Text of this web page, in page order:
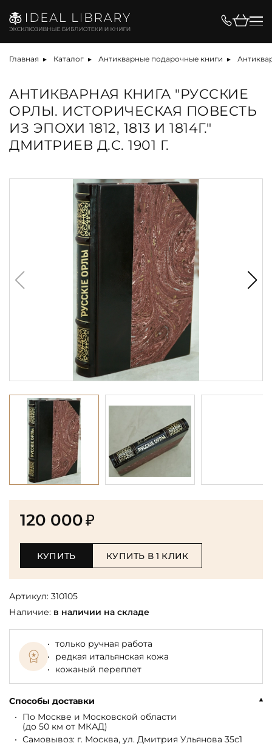
Главная Каталог Антикварные подарочные книги
АНТИКВАРНАЯ КНИГА "РУССКИЕ
ОРЛЫ. ИСТОРИЧЕСКАЯ ПОВЕСТЬ
ИЗ ЭПОХИ 1812, 1813 И 1814Г."
ДМИТРИЕВ Д.С. 1901 Г.
120 000₽
КУПИТЬ КУПИТЬ В 1 КЛИК
Артикул: 310105
Наличие: в наличии на складе
только ручная работа
редкая итальянская кожа
кожаный переплет
Способы доставки
По Москве и Московской области
(до 50 км от МКАД)
Самовывоз: г. Москва, ул. Дмитрия Ульянова 35с1